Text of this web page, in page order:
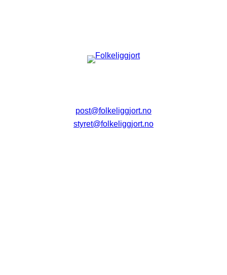
post@folkeliggjort.no
styret@folkeliggjort.no